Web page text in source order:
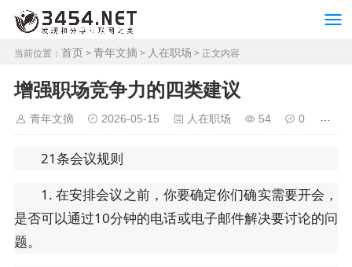
当前位置： 首页 > 青年文摘 > 人在职场 > 正文内容
增强职场竞争力的四类建议
青年文摘 2026-05-15 人在职场 54 0
21条会议规则
1. 在安排会议之前，你要确定你们确实需要开会，
是否可以通过10分钟的电话或电子邮件解决要讨论的问
题。